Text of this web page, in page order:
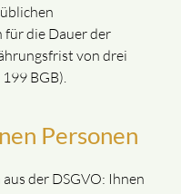
für die Dauer der
von drei
BGB).
Personen
der DSGVO: Ihnen